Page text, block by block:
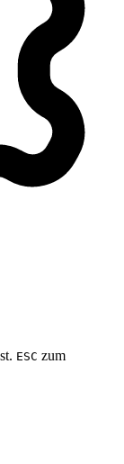
ESC zum